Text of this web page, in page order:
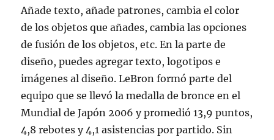
Añade texto, añade patrones, cambia el color
de los objetos que añades, cambia las opciones
de fusión de los objetos, etc. En la parte de
diseño, puedes agregar texto, logotipos e
imágenes al diseño. LeBron formó parte del
equipo que se llevó la medalla de bronce en el
Mundial de Japón 2006 y promedió 13,9 puntos,
4,8 rebotes y 4,1 asistencias por partido. Sin